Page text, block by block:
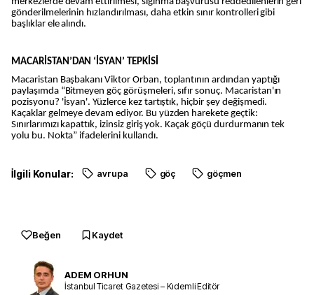
gönderilmelerinin hızlandırılması, daha etkin sınır kontrolleri gibi
başlıklar ele alındı.
MACARİSTAN’DAN ‘İSYAN’ TEPKİSİ
Macaristan Başbakanı Viktor Orban, toplantının ardından yaptığı
paylaşımda “Bitmeyen göç görüşmeleri, sıfır sonuç. Macaristan'ın
pozisyonu? 'İsyan'. Yüzlerce kez tartıştık, hiçbir şey değişmedi.
Kaçaklar gelmeye devam ediyor. Bu yüzden harekete geçtik:
Sınırlarımızı kapattık, izinsiz giriş yok. Kaçak göçü durdurmanın tek
yolu bu. Nokta” ifadelerini kullandı.
İlgili Konular: avrupa göç göçmen
Beğen Kaydet
ADEM ORHUN
İstanbul Ticaret Gazetesi – Kıdemli Editör